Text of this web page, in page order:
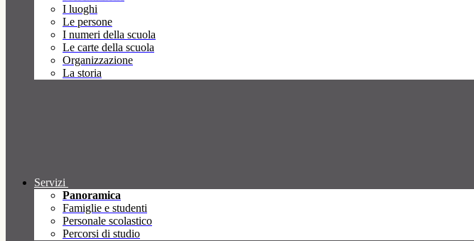
I luoghi
Le persone
I numeri della scuola
Le carte della scuola
Organizzazione
La storia
Servizi
Panoramica
Famiglie e studenti
Personale scolastico
Percorsi di studio